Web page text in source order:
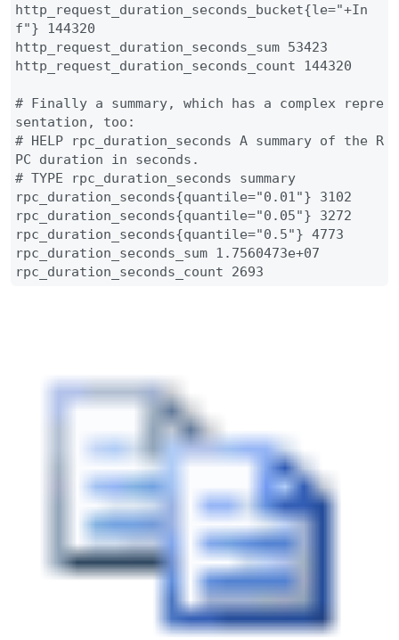
http_request_duration_seconds_bucket{le="+In
f"} 144320
http_request_duration_seconds_sum 53423
http_request_duration_seconds_count 144320
# Finally a summary, which has a complex repre
sentation, too:
# HELP rpc_duration_seconds A summary of the R
PC duration in seconds.
# TYPE rpc_duration_seconds summary
rpc_duration_seconds{quantile="0.01"} 3102
rpc_duration_seconds{quantile="0.05"} 3272
rpc_duration_seconds{quantile="0.5"} 4773
rpc_duration_seconds_sum 1.7560473e+07
rpc_duration_seconds_count 2693